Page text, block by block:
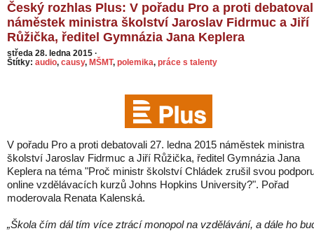
Český rozhlas Plus: V pořadu Pro a proti
náměstek ministra školství Jaroslav Fidrmuc a Jiří
Růžička, ředitel Gymnázia Jana Keplera
středa 28. ledna 2015 ·
Štítky: audio, causy, MŠMT, polemika, práce s talenty
V pořadu Pro a proti debatovali 27. ledna 2015 náměstek ministra
školství Jaroslav Fidrmuc a Jiří Růžička, ředitel Gymnázia Jana
Keplera na téma "Proč ministr školství Chládek zrušil svou
online vzdělávacích kurzů Johns Hopkins University?". Pořad
moderovala Renata Kalenská.
„Škola čím dál tím více ztrácí monopol na vzdělávání, a dále ho